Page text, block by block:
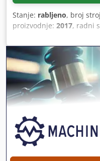
Stanje: rabljeno, broj
proizvodnje: 2017, radni
goriva:električni, vrsta
1.300 mm, napon baterije:
ukupna masa:563 kg,
Serijski broj: 98194626
(2018.)